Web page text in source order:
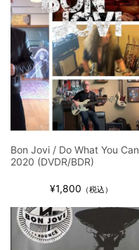
Bon Jovi / Do What You Can
2020 (DVDR/BDR)
¥1,800 （税込）